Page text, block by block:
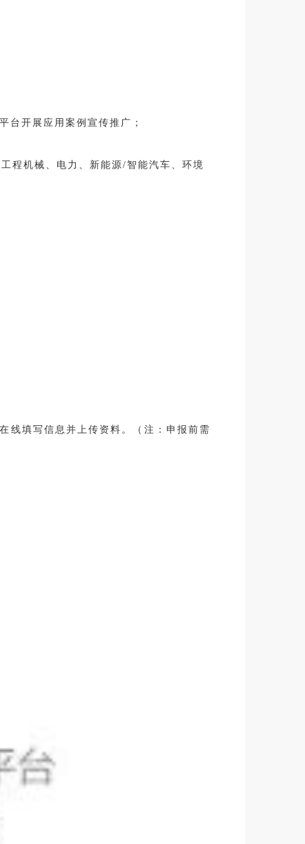
台开展应用案例宣传推广；
程机械、电力、新能源/智能汽车、环境
填写信息并上传资料。（注：申报前需